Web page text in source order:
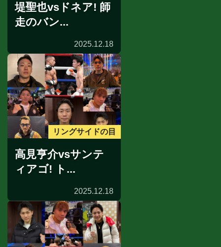
堤聖也vsドネア! 師
走のバン...
2025.12.18
リングサイドの目
高見亨介vsサンテ
ィアゴ! ト...
2025.12.18